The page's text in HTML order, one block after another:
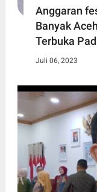
Anggaran
Banyak
Terbuka
Juli 06, 2023